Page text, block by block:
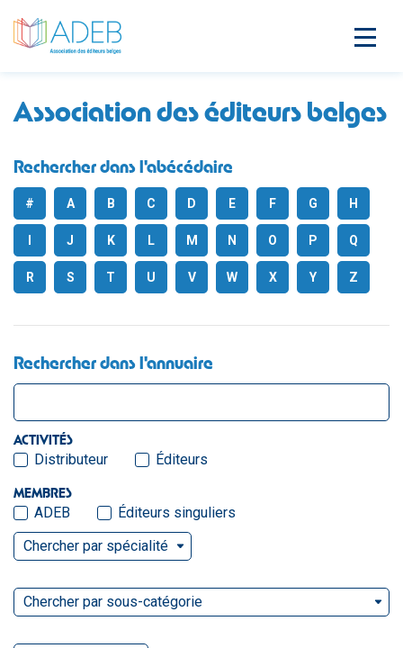
Association des éditeurs belges
Rechercher dans l'abécédaire
# A B C D E F G H
J K L M N O P Q
R S T U V W X Y Z
Rechercher dans l'annuaire
ACTIVITÉS
Distributeur Éditeurs
MEMBRES
ADEB
Éditeurs singuliers
Chercher par spécialité
Chercher par sous-catégorie